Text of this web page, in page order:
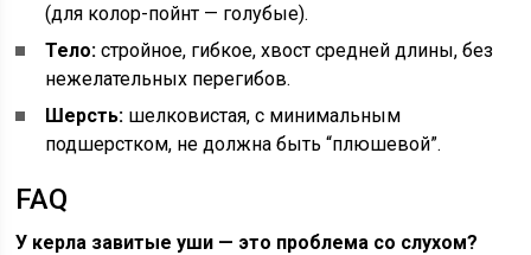
(для колор-пойнт — голубые).
Тело: стройное, гибкое, хвост средней длины, без
нежелательных перегибов.
Шерсть: шелковистая, с минимальным
подшерстком, не должна быть “плюшевой”.
FAQ
У керла завитые уши — это проблема со слухом?